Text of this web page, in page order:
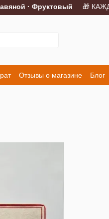
· Фруктовый🎁 КАЖДЫЙ
Отзывы о магазине Блог